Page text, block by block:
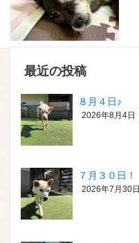
最近の投稿
８月４日♪
2026年8月4日
７月３０日！
2026年7月30日